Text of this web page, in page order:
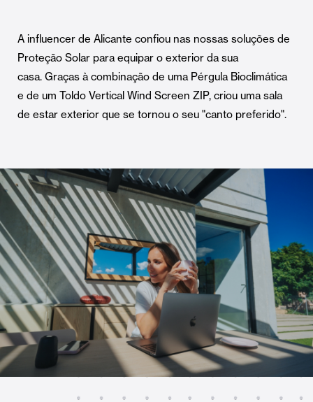
A influencer de Alicante confiou nas nossas soluções de
Proteção Solar para equipar o exterior da sua
casa. Graças à combinação de uma Pérgula Bioclimática
e de um Toldo Vertical Wind Screen ZIP, criou uma sala
de estar exterior que se tornou o seu "canto preferido".